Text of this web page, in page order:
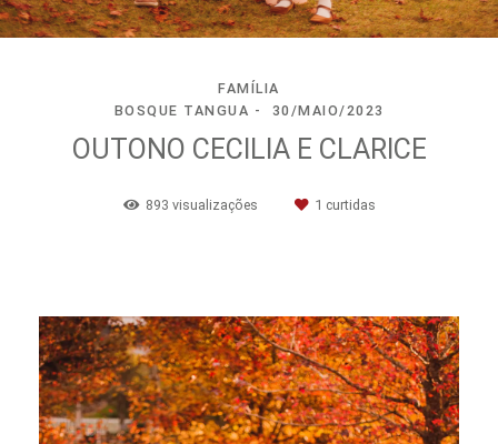
FAMÍLIA
BOSQUE TANGUA
30/MAIO/2023
OUTONO CECILIA E CLARICE
893 visualizações 1 curtidas